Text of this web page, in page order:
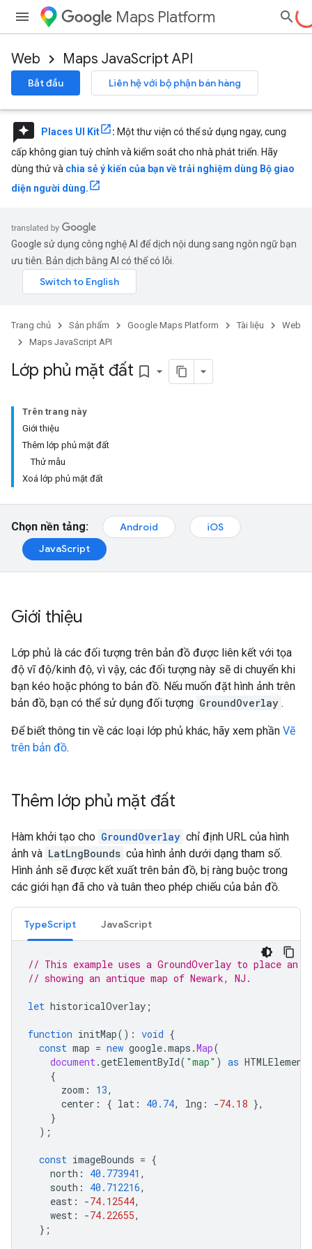
Maps Platform
Web Maps JavaScript API
Bắt đầu Liên hệ với bộ phận bán hàng
reviews Places UI Kit : Một thư viện có thể sử dụng ngay, cung
cấp không gian tuỳ chỉnh và kiểm soát cho nhà phát triển. Hãy
dùng thử và chia sẻ ý kiến của bạn về trải nghiệm dùng Bộ giao
diện người dùng.
Google sử dụng công nghệ AI để dịch nội dung sang ngôn ngữ bạn
ưu tiên. Bản dịch bằng AI có thể có lỗi.
Trang chủ Sản phẩm Google Maps Platform Tài liệu
Web
Maps JavaScript API
Lớp phủ mặt đất bookmark_border
Trên trang này
Giới thiệu
Thêm lớp phủ mặt đất
Thử mẫu
Xoá lớp phủ mặt đất
Chọn nền tảng: Android
iOS
JavaScript
Giới thiệu
Lớp phủ là các đối tượng trên bản đồ được liên kết với tọa
độ vĩ độ/kinh độ, vì vậy, các đối tượng này sẽ di chuyển khi
bạn kéo hoặc phóng to bản đồ. Nếu muốn đặt hình ảnh trên
bản đồ, bạn có thể sử dụng đối tượng GroundOverlay .
Để biết thông tin về các loại lớp phủ khác, hãy xem phần Vẽ
trên bản đồ.
Thêm lớp phủ mặt đất
Hàm khởi tạo cho GroundOverlay chỉ định URL của hình
ảnh và LatLngBounds của hình ảnh dưới dạng tham số.
Hình ảnh sẽ được kết xuất trên bản đồ, bị ràng buộc trong
các giới hạn đã cho và tuân theo phép chiếu của bản đồ.
TypeScript JavaScript
// This example uses a GroundOverlay to place an
// showing an antique map of Newark, NJ.
let historicalOverlay ;
function initMap() : void {
const map = new google.maps .Map(
document.getElementById( "map" ) as HTMLElement
{
zoom : 13,
center : { lat : 40.74, lng : -74.18 },
}
);
const imageBounds = {
north : 40.773941 ,
south : 40.712216,
east : -74.12544,
west : -74.22655,
};